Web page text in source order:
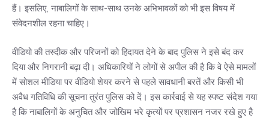
हैं। इसलिए, नाबालिगों के साथ-साथ उनके अभिभावकों को भी इस विषय में
संवेदनशील रहना चाहिए।
वीडियो की तस्दीक और परिजनों को हिदायत देने के बाद पुलिस ने इसे बंद कर
दिया और निगरानी बढ़ा दी। अधिकारियों ने लोगों से अपील की है कि वे ऐसे मामलों
में सोशल मीडिया पर वीडियो शेयर करने से पहले सावधानी बरतें और किसी भी
अवैध गतिविधि की सूचना तुरंत पुलिस को दें। इस कार्रवाई से यह स्पष्ट संदेश गया
है कि नाबालिगों के अनुचित और जोखिम भरे कृत्यों पर प्रशासन नजर रखे हुए है